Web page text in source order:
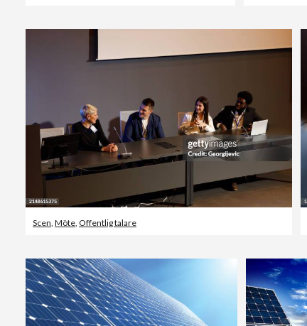
Scen Möte Offentlig talare